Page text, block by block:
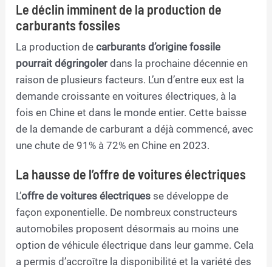
Le déclin imminent de la production de
carburants fossiles
La production decarburants d’origine fossile
pourrait dégringolerdans la prochaine décennie en
raison de plusieurs facteurs. L’un d’entre eux est la
demande croissante en voitures électriques, à la
fois en Chine et dans le monde entier. Cette baisse
de la demande de carburant a déjà commencé, avec
une chute de 91% à 72% en Chine en 2023.
La hausse de l’offre de voitures électriques
L’offre de voitures électriques se développe de
façon exponentielle. De nombreux constructeurs
automobiles proposent désormais au moins une
option de véhicule électrique dans leur gamme. Cela
a permis d’accroître la disponibilité et la variété des